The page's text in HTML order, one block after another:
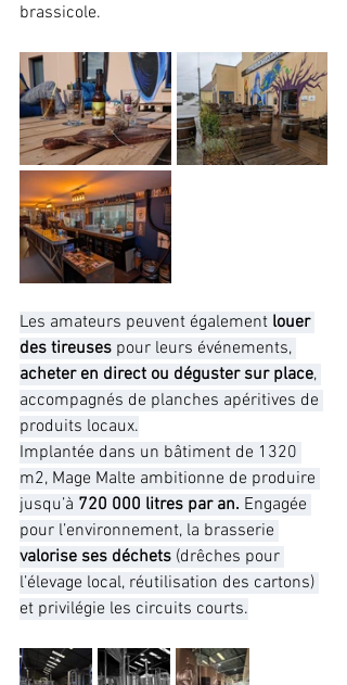
brassicole.
Les amateurs peuvent également louer
des tireuses pour leurs événements,
acheter en direct ou déguster sur place,
accompagnés de planches apéritives de
produits locaux.
Implantée dans un bâtiment de 1320
m2, Mage Malte ambitionne de produire
jusqu’à 720 000 litres par an. Engagée
pour l’environnement, la brasserie
valorise ses déchets (drêches pour
l’élevage local, réutilisation des cartons)
et privilégie les circuits courts.